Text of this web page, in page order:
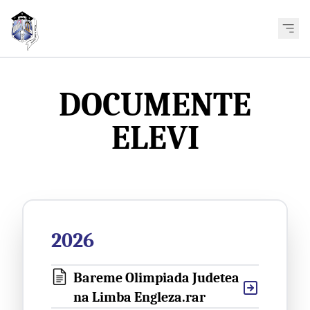
DOCUMENTE
ELEVI
2026
Bareme Olimpiada Judetea
na Limba Engleza.rar